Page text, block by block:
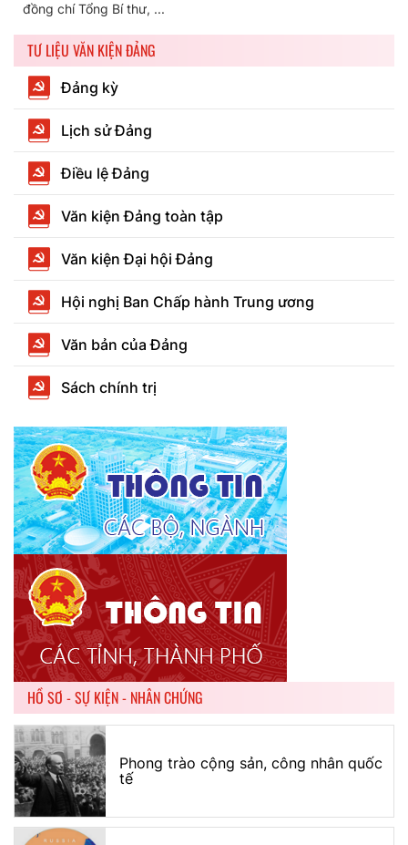
đồng chí Tổng Bí thư, ...
TƯ LIỆU VĂN KIỆN ĐẢNG
Đảng kỳ
Lịch sử Đảng
Điều lệ Đảng
Văn kiện Đảng toàn tập
Văn kiện Đại hội Đảng
Hội nghị Ban Chấp hành Trung ương
Văn bản của Đảng
Sách chính trị
HỒ SƠ - SỰ KIỆN - NHÂN CHỨNG
Phong trào cộng sản, công nhân quốc
tế